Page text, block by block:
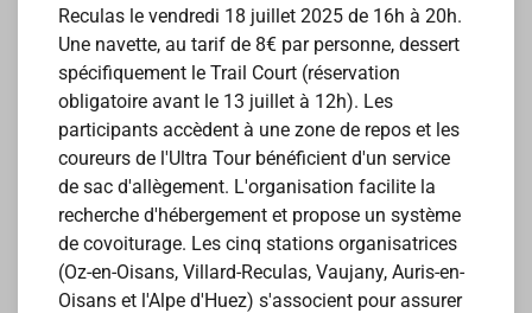
Reculas le vendredi 18 juillet 2025 de 16h à 20h.
Une navette, au tarif de 8€ par personne, dessert
spécifiquement le Trail Court (réservation
obligatoire avant le 13 juillet à 12h). Les
participants accèdent à une zone de repos et les
coureurs de l'Ultra Tour bénéficient d'un service
de sac d'allègement. L'organisation facilite la
recherche d'hébergement et propose un système
de covoiturage. Les cinq stations organisatrices
(Oz-en-Oisans, Villard-Reculas, Vaujany, Auris-en-
Oisans et l'Alpe d'Huez) s'associent pour assurer